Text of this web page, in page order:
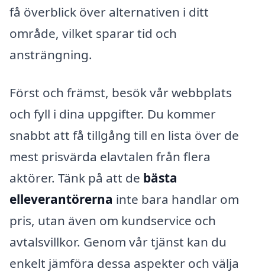
få överblick över alternativen i ditt
område, vilket sparar tid och
ansträngning.
Först och främst, besök vår webbplats
och fyll i dina uppgifter. Du kommer
snabbt att få tillgång till en lista över de
mest prisvärda elavtalen från flera
aktörer. Tänk på att de bästa
elleverantörerna inte bara handlar om
pris, utan även om kundservice och
avtalsvillkor. Genom vår tjänst kan du
enkelt jämföra dessa aspekter och välja